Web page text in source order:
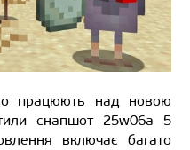
працюють над новою
снапшот 25w06a 5
включає багато